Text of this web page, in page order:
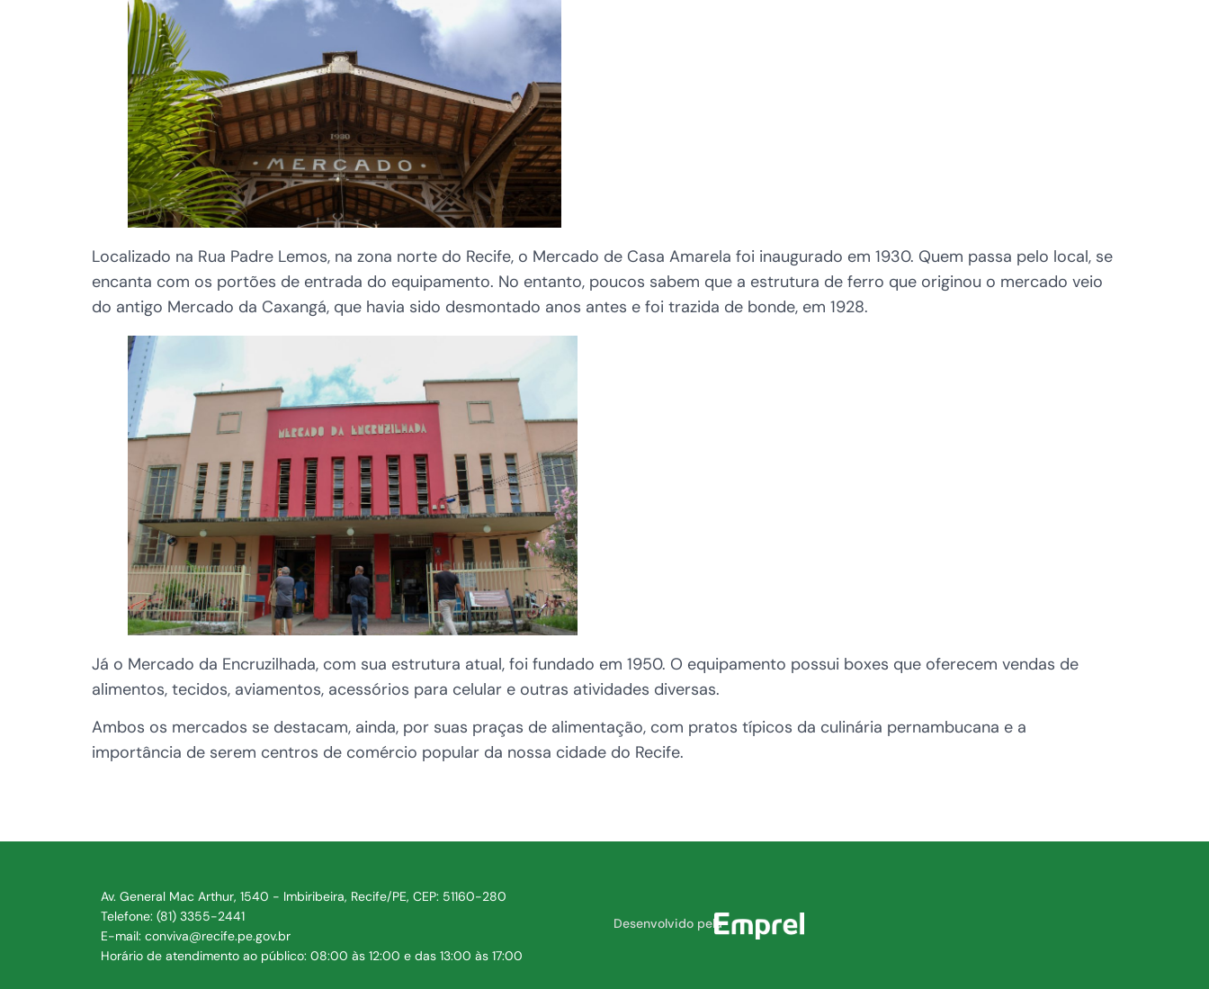
Localizado na Rua Padre Lemos, na zona norte do Recife, o Mercado de Casa Amarela foi inaugurado em 1930. Quem passa pelo local, se
encanta com os portões de entrada do equipamento. No entanto, poucos sabem que a estrutura de ferro que originou o mercado veio
do antigo Mercado da Caxangá, que havia sido desmontado anos antes e foi trazida de bonde, em 1928.
Já o Mercado da Encruzilhada, com sua estrutura atual, foi fundado em 1950. O equipamento possui boxes que oferecem vendas de
alimentos, tecidos, aviamentos, acessórios para celular e outras atividades diversas.
Ambos os mercados se destacam, ainda, por suas praças de alimentação, com pratos típicos da culinária pernambucana e a
importância de serem centros de comércio popular da nossa cidade do Recife.
Av. General Mac Arthur, 1540 - Imbiribeira, Recife/PE, CEP: 51160-280
Telefone: (81) 3355-2441
E-mail: conviva@recife.pe.gov.br
Horário de atendimento ao público: 08:00 às 12:00 e das 13:00 às 17:00
Desenvolvido pela